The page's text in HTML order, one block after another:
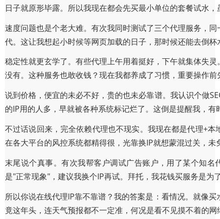
日子就原形毕露。所以我现在都会先买最小单位的套餐试水
速度问题也是个老大难。有次我同时测试了三个代理服务，
代。这让我想起小时候等网页加载的日子，那时候还能去倒
稳定性就更玄学了。有些代理上午用着挺好，下午就集体失
没有。这种服务也敢收钱？现在我都养成了习惯，重要操作
说到价格，便宜的未必不好，贵的也未必靠谱。我认识个做
的IP用的人多，早就被各种系统标记烂了。这倒是提醒我，
不过话说回来，完全依赖代理也不现实。我现在都是代理+
在各大平台的风控系统都精得很，光靠换IP就想蒙混过关，未
末尾说个真事。有次我帮客户调试广告账户，用了某个知
是"正常现象"，建议我换个IP再试。拜托，我花钱买服务是
所以你说在线代理IP靠不靠谱？我的答案是：看情况。就像
竟这年头，连天气预报都不一定准，何况是看不见摸不着的网